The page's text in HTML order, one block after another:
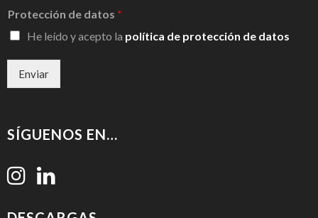
Protección de datos *
He leído y acepto la política de protección de datos
Enviar
SÍGUENOS EN…